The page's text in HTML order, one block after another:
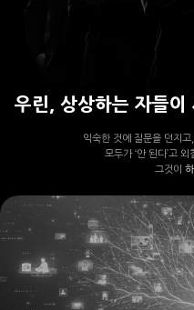
우린, 상상하는 자들이
익숙한 것에 질문을 던지고,
모두가 ‘안 된다’고 외
그것이